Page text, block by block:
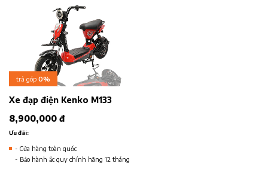
trả góp 0%
Xe đạp điện Kenko M133
8,900,000 đ
Ưu đãi:
- Cửa hàng toàn quốc
- Bảo hành ắc quy chính hãng 12 tháng